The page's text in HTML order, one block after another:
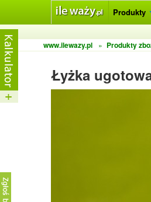
Produkty
www.ilewazy.pl
» Produkty
Łyżka